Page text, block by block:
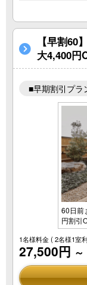
【早割
大4,400円
■早期割引プラ
60日前
円割引
1名様料金( 2名様1室
27,500円 ～